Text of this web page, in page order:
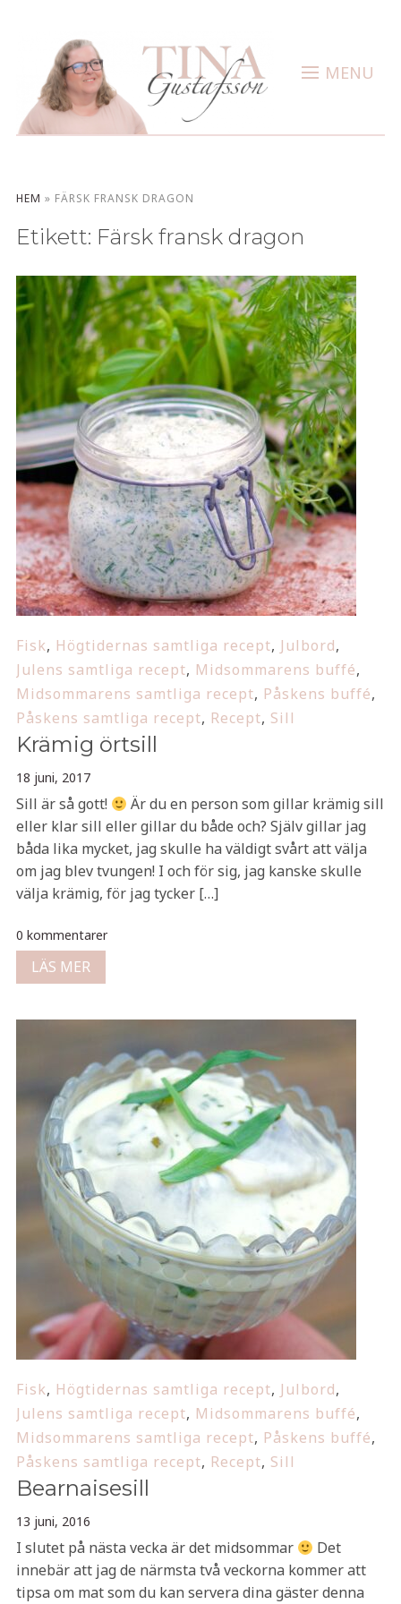
MENU
HEM » FÄRSK FRANSK DRAGON
Etikett: Färsk fransk dragon
Fisk, Högtidernas samtliga recept, Julbord,
Julens samtliga recept, Midsommarens buffé,
Midsommarens samtliga recept, Påskens buffé,
Påskens samtliga recept, Recept, Sill
Krämig örtsill
18 juni, 2017
Sill är så gott!
Är du en person som gillar krämig sill
eller klar sill eller gillar du både och? Själv gillar jag
båda lika mycket, jag skulle ha väldigt svårt att välja
om jag blev tvungen! I och för sig, jag kanske skulle
välja krämig, för jag tycker […]
0 kommentarer
LÄS MER
Fisk, Högtidernas samtliga recept, Julbord,
Julens samtliga recept, Midsommarens buffé,
Midsommarens samtliga recept, Påskens buffé,
Påskens samtliga recept, Recept, Sill
Bearnaisesill
13 juni, 2016
I slutet på nästa vecka är det midsommar
Det
innebär att jag de närmsta två veckorna kommer att
tipsa om mat som du kan servera dina gäster denna